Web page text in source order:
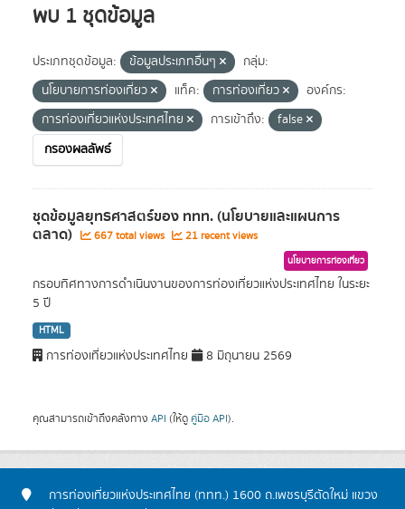
พบ 1 ชุดข้อมูล
ประเภทชุดข้อมูล: ข้อมูลประเภทอื่นๆ
กลุ่ม:
นโยบายการท่องเที่ยว
แท็ค: การท่องเที่ยว
องค์กร:
การท่องเที่ยวแห่งประเทศไทย
การเข้าถึง:
false
กรองผลลัพธ์
ชุดข้อมูลยุทธศาสตร์ของ ททท. (นโยบายและแผนการ
ตลาด) 667 total views 21 recent views
นโยบายการท่องเที่ยว
กรอบทิศทางการดำเนินงานของการท่องเที่ยวแห่งประเทศไทย ในระยะ
5 ปี
HTML
การท่องเที่ยวแห่งประเทศไทย 8 มิถุนายน 2569
คุณสามารถเข้าถึงคลังทาง API (ให้ดู คู่มือ API).
การท่องเที่ยวแห่งประเทศไทย (ททท.) 1600 ถ.เพชรบุรีตัดใหม่ แขวง